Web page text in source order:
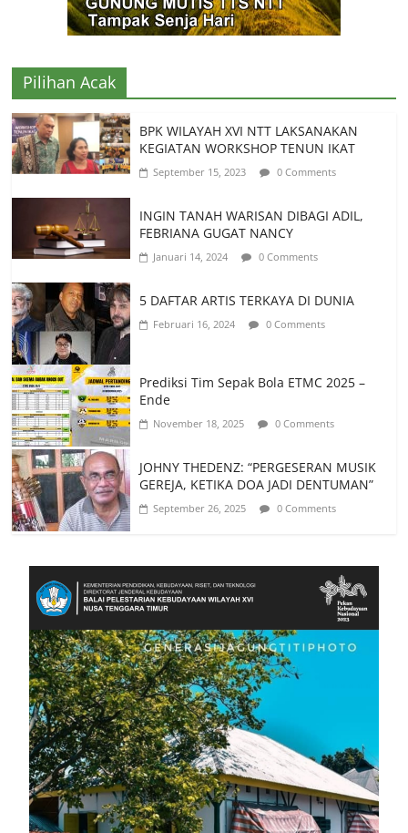
Pilihan Acak
BPK WILAYAH XVI NTT LAKSANAKAN
KEGIATAN WORKSHOP TENUN IKAT
September 15, 2023 0 Comments
INGIN TANAH WARISAN DIBAGI ADIL,
FEBRIANA GUGAT NANCY
Januari 14, 2024 0 Comments
5 DAFTAR ARTIS TERKAYA DI DUNIA
Februari 16, 2024 0 Comments
Prediksi Tim Sepak Bola ETMC 2025 –
Ende
November 18, 2025 0 Comments
JOHNY THEDENZ: “PERGESERAN MUSIK
GEREJA, KETIKA DOA JADI DENTUMAN”
September 26, 2025 0 Comments